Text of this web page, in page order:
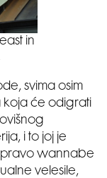
in
svima osim
koja će odigrati
i to joj je
wannabe
velesile,